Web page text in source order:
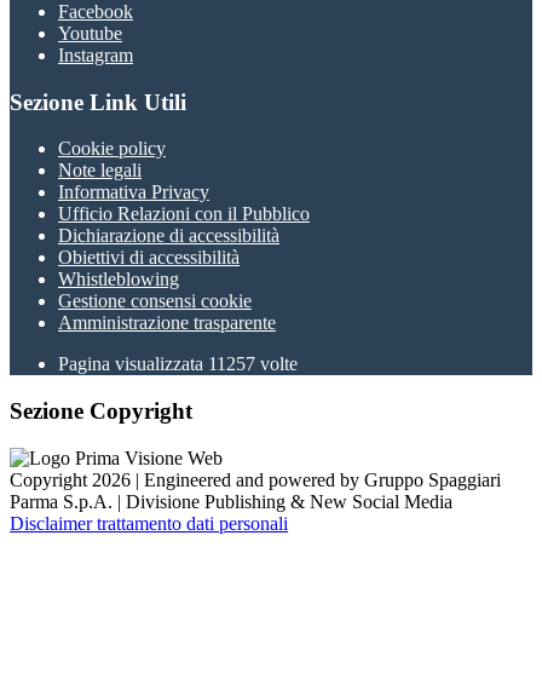
Facebook
Youtube
Instagram
Sezione Link Utili
Cookie policy
Note legali
Informativa Privacy
Ufficio Relazioni con il Pubblico
Dichiarazione di accessibilità
Obiettivi di accessibilità
Whistleblowing
Gestione consensi cookie
Amministrazione trasparente
Pagina visualizzata 11257 volte
Sezione Copyright
Copyright 2026 | Engineered and powered by Gruppo Spaggiari
Parma S.p.A. | Divisione Publishing & New Social Media
Disclaimer trattamento dati personali